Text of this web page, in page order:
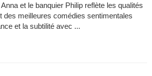
et le banquier Philip reflète les qualités
des meilleures comédies sentimentales
et la subtilité avec ...